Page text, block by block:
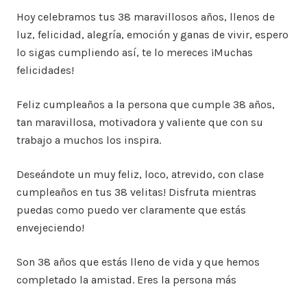
Hoy celebramos tus 38 maravillosos años, llenos de
luz, felicidad, alegría, emoción y ganas de vivir, espero
lo sigas cumpliendo así, te lo mereces ¡Muchas
felicidades!
Feliz cumpleaños a la persona que cumple 38 años,
tan maravillosa, motivadora y valiente que con su
trabajo a muchos los inspira.
Deseándote un muy feliz, loco, atrevido, con clase
cumpleaños en tus 38 velitas! Disfruta mientras
puedas como puedo ver claramente que estás
envejeciendo!
Son 38 años que estás lleno de vida y que hemos
completado la amistad. Eres la persona más